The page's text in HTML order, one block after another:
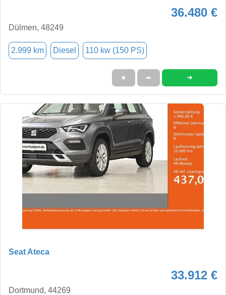
36.480 €
Dülmen, 48249
2.999 km Diesel 110 kw (150 PS)
★ ➦ ➜
Seat Ateca
33.912 €
Dortmund, 44269